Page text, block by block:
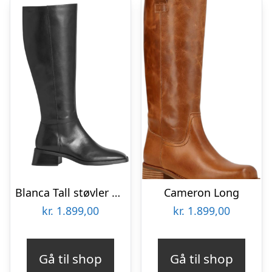
Blanca Tall støvler – sort
kr. 1.899,00
Gå til shop
Cameron Long
kr. 1.899,00
Gå til shop